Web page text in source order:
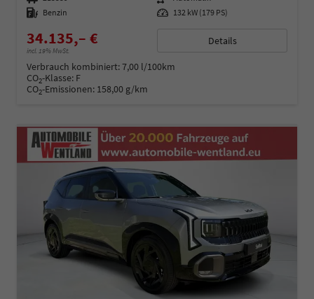
Kraftstoff Benzin Leistung 132 kW (179 PS)
34.135,– €
incl. 19% MwSt.
Details
Verbrauch kombiniert:7,00 l/100km
CO2-Klasse: F
CO2-Emissionen: 158,00 g/km